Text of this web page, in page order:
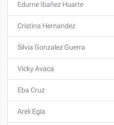
Edurne Ibañez Huarte
Cristina Hernandez
Silvia Gonzalez Guerra
Vicky Avaca
Eba Cruz
Areli Egía